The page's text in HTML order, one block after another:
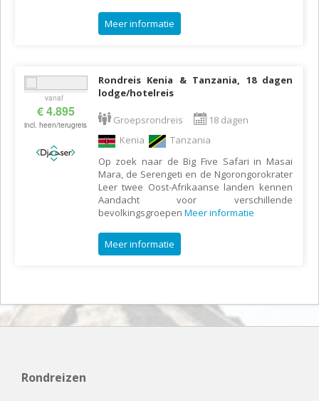
Meer informatie
vanaf
€ 4.895
incl. heen/terugreis
Rondreis Kenia & Tanzania, 18 dagen
lodge/hotelreis
Groepsrondreis
18 dagen
Kenia
Tanzania
Op zoek naar de Big Five Safari in Masai
Mara, de Serengeti en de Ngorongorokrater
Leer twee Oost-Afrikaanse landen kennen
Aandacht voor verschillende
bevolkingsgroepen Meer informatie
Meer informatie
Rondreizen